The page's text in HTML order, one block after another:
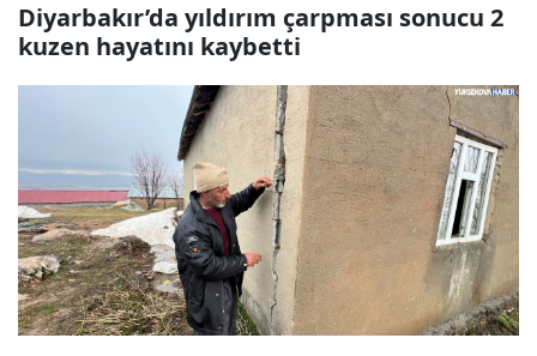
Diyarbakır’da yıldırım çarpması sonucu 2
kuzen hayatını kaybetti